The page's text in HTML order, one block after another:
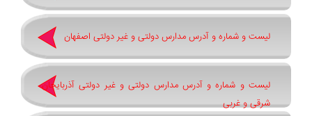
لیست و شماره و آدرس مدارس دولتی و غیر دولتی اصفهان
لیست و شماره و آدرس مدارس دولتی و غیر دولتی آذربایجان
شرقی و غربی